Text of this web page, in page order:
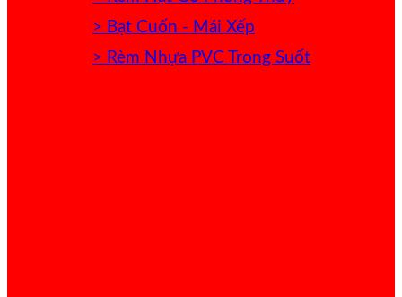
> Bạt Cuốn - Mái Xếp
> Rèm Nhựa PVC Trong Suốt